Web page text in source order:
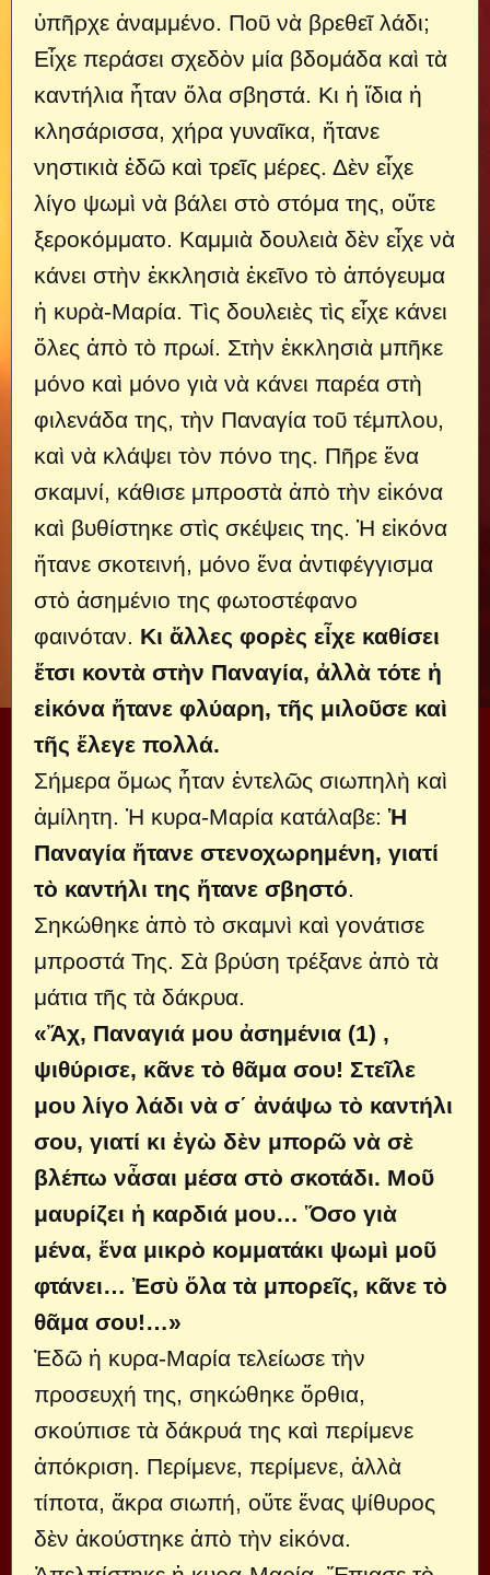
ὑπῆρχε ἀναμμένο. Ποῦ νὰ βρεθεῖ λάδι;
Εἶχε περάσει σχεδὸν μία βδομάδα καὶ τὰ
καντήλια ἦταν ὅλα σβηστά. Κι ἡ ἴδια ἡ
κλησάρισσα, χήρα γυναῖκα, ἤτανε
νηστικιὰ ἐδῶ καὶ τρεῖς μέρες. Δὲν εἶχε
λίγο ψωμὶ νὰ βάλει στὸ στόμα της, οὔτε
ξεροκόμματο. Καμμιὰ δουλειὰ δὲν εἶχε νὰ
κάνει στὴν ἐκκλησιὰ ἐκεῖνο τὸ ἀπόγευμα
ἡ κυρὰ-Μαρία. Τὶς δουλειὲς τὶς εἶχε κάνει
ὅλες ἀπὸ τὸ πρωί. Στὴν ἐκκλησιὰ μπῆκε
μόνο καὶ μόνο γιὰ νὰ κάνει παρέα στὴ
φιλενάδα της, τὴν Παναγία τοῦ τέμπλου,
καὶ νὰ κλάψει τὸν πόνο της. Πῆρε ἕνα
σκαμνί, κάθισε μπροστὰ ἀπὸ τὴν εἰκόνα
καὶ βυθίστηκε στὶς σκέψεις της. Ἡ εἰκόνα
ἤτανε σκοτεινή, μόνο ἕνα ἀντιφέγγισμα
στὸ ἀσημένιο της φωτοστέφανο
φαινόταν. Κι ἄλλες φορὲς εἶχε καθίσει
ἔτσι κοντὰ στὴν Παναγία, ἀλλὰ τότε ἡ
εἰκόνα ἤτανε φλύαρη, τῆς μιλοῦσε καὶ
τῆς ἔλεγε πολλά.
Σήμερα ὅμως ἦταν ἐντελῶς σιωπηλὴ καὶ
ἀμίλητη. Ἡ κυρα-Μαρία κατάλαβε: Ἡ
Παναγία ἤτανε στενοχωρημένη, γιατί
τὸ καντήλι της ἤτανε σβηστό.
Σηκώθηκε ἀπὸ τὸ σκαμνὶ καὶ γονάτισε
μπροστά Της. Σὰ βρύση τρέξανε ἀπὸ τὰ
μάτια τῆς τὰ δάκρυα.
«Ἄχ, Παναγιά μου ἀσημένια (1) ,
ψιθύρισε, κᾶνε τὸ θᾶμα σου! Στεῖλε
μου λίγο λάδι νὰ σ΄ ἀνάψω τὸ καντήλι
σου, γιατί κι ἐγὼ δὲν μπορῶ νὰ σὲ
βλέπω νἆσαι μέσα στὸ σκοτάδι. Μοῦ
μαυρίζει ἡ καρδιά μου… Ὅσο γιὰ
μένα, ἕνα μικρὸ κομματάκι ψωμὶ μοῦ
φτάνει… Ἐσὺ ὅλα τὰ μπορεῖς, κᾶνε τὸ
θᾶμα σου!…»
Ἐδῶ ἡ κυρα-Μαρία τελείωσε τὴν
προσευχή της, σηκώθηκε ὄρθια,
σκούπισε τὰ δάκρυά της καὶ περίμενε
ἀπόκριση. Περίμενε, περίμενε, ἀλλὰ
τίποτα, ἄκρα σιωπή, οὔτε ἕνας ψίθυρος
δὲν ἀκούστηκε ἀπὸ τὴν εἰκόνα.